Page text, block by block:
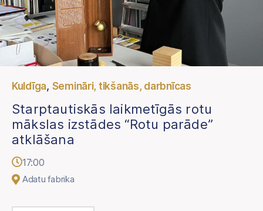
Kuldīga, Semināri, tikšanās, darbnīcas
Starptautiskās laikmetīgās rotu
mākslas izstādes “Rotu parāde”
atklāšana
17:00
Adatu fabrika